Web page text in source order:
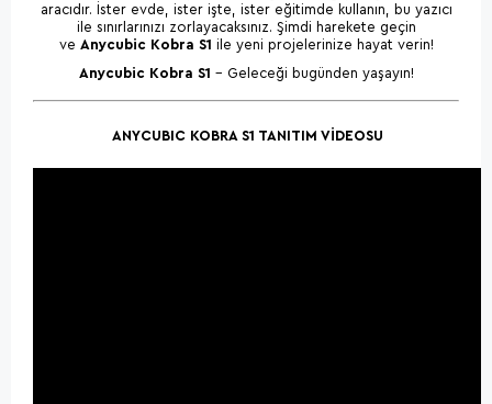
aracıdır. İster evde, ister işte, ister eğitimde kullanın, bu yazıcı
ile sınırlarınızı zorlayacaksınız. Şimdi harekete geçin
ve Anycubic Kobra S1 ile yeni projelerinize hayat verin!
Anycubic Kobra S1 – Geleceği bugünden yaşayın!
ANYCUBIC KOBRA S1 TANITIM VİDEOSU